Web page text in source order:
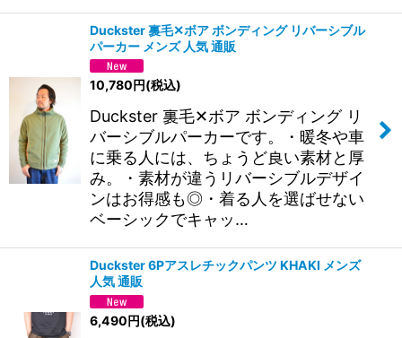
Duckster 裏⽑✕ボア ボンディング リバーシブル
パーカー メンズ 人気 通販
10,780円(税込)
Duckster 裏⽑✕ボア ボンディング リ
バーシブルパーカーです。・暖冬や⾞
に乗る人には、ちょうど良い素材と厚
み。・素材が違うリバーシブルデザイ
ンはお得感も◎・着る人を選ばせない
ベーシックでキャッ…
Duckster 6Pアスレチックパンツ KHAKI メンズ
人気 通販
6,490円(税込)